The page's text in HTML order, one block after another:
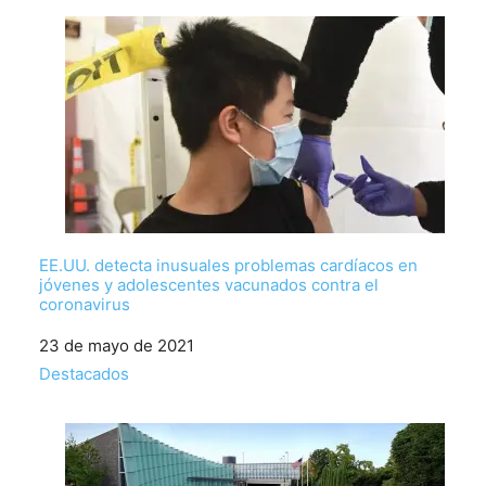
EE.UU. detecta inusuales problemas cardíacos en
jóvenes y adolescentes vacunados contra el
coronavirus
Fecha
23 de mayo de 2021
Respecto a
Destacados